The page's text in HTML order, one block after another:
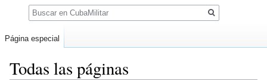
Todas las páginas
Página especial
Buscar